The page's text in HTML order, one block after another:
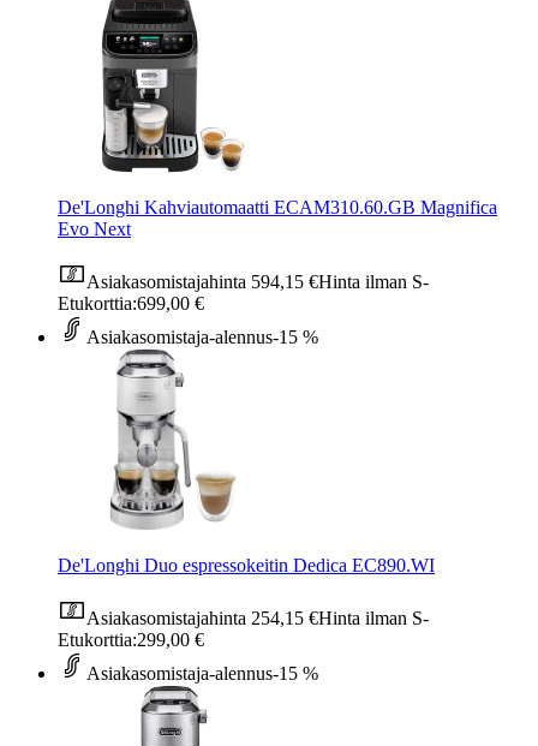
De'Longhi Kahviautomaatti ECAM310.60.GB Magnifica
Evo Next
Asiakasomistajahinta 594,15 €Hinta ilman S-
Etukorttia:699,00 €
Asiakasomistaja-alennus-15 %
De'Longhi Duo espressokeitin Dedica EC890.WI
Asiakasomistajahinta 254,15 €Hinta ilman S-
Etukorttia:299,00 €
Asiakasomistaja-alennus-15 %